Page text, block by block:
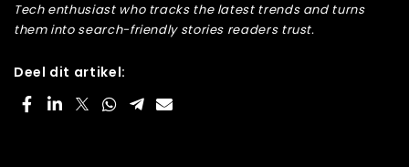
Tech enthusiast who tracks the latest trends and turns
them into search-friendly stories readers trust.
Deel dit artikel: